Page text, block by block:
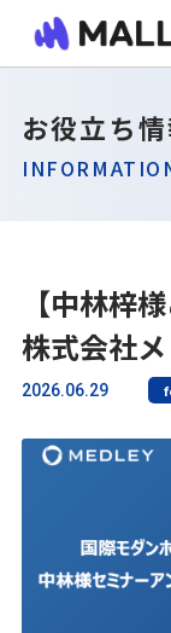
お役立ち
【中林梓
株式会社
2026.06.29